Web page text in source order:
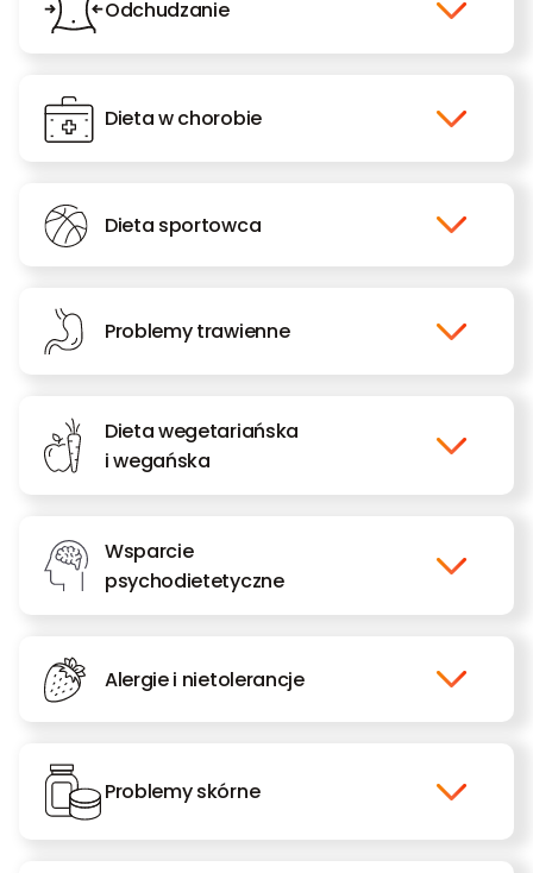
Odchudzanie
Dieta w chorobie
Dieta sportowca
Problemy trawienne
Dieta wegetariańska
i wegańska
Wsparcie
psychodietetyczne
Alergie i nietolerancje
Problemy skórne